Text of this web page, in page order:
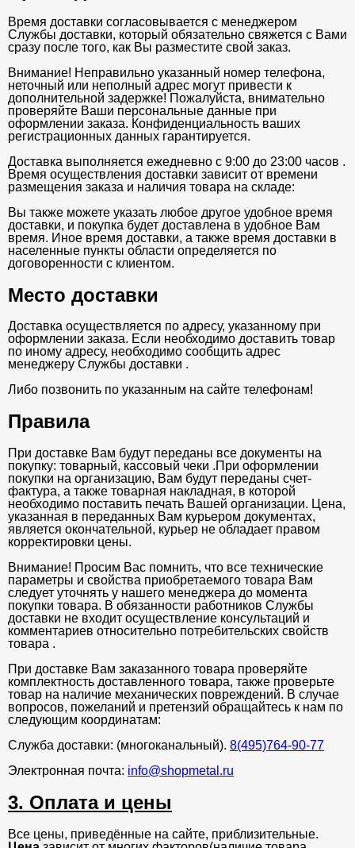
Время доставки согласовывается с менеджером
Службы доставки, который обязательно свяжется с Вами
сразу после того, как Вы разместите свой заказ.
Внимание! Неправильно указанный номер телефона,
неточный или неполный адрес могут привести к
дополнительной задержке! Пожалуйста, внимательно
проверяйте Ваши персональные данные при
оформлении заказа. Конфиденциальность ваших
регистрационных данных гарантируется.
Доставка выполняется ежедневно с 9:00 до 23:00 часов .
Время осуществления доставки зависит от времени
размещения заказа и наличия товара на складе:
Вы также можете указать любое другое удобное время
доставки, и покупка будет доставлена в удобное Вам
время. Иное время доставки, а также время доставки в
населенные пункты области определяется по
договоренности с клиентом.
Место доставки
Доставка осуществляется по адресу, указанному при
оформлении заказа. Если необходимо доставить товар
по иному адресу, необходимо сообщить адрес
менеджеру Службы доставки .
Либо позвонить по указанным на сайте телефонам!
Правила
При доставке Вам будут переданы все документы на
покупку: товарный, кассовый чеки .При оформлении
покупки на организацию, Вам будут переданы счет-
фактура, а также товарная накладная, в которой
необходимо поставить печать Вашей организации. Цена,
указанная в переданных Вам курьером документах,
является окончательной, курьер не обладает правом
корректировки цены.
Внимание! Просим Вас помнить, что все технические
параметры и свойства приобретаемого товара Вам
следует уточнять у нашего менеджера до момента
покупки товара. В обязанности работников Службы
доставки не входит осуществление консультаций и
комментариев относительно потребительских свойств
товара .
При доставке Вам заказанного товара проверяйте
комплектность доставленного товара, также проверьте
товар на наличие механических повреждений. В случае
вопросов, пожеланий и претензий обращайтесь к нам по
следующим координатам:
Служба доставки: (многоканальный). 8(495)764-90-77
Электронная почта: info@shopmetal.ru
3. Оплата и цены
Все цены, приведённые на сайте, приблизительные.